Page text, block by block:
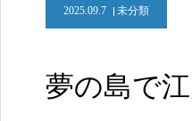
2025.09.7 未分類
夢の島で